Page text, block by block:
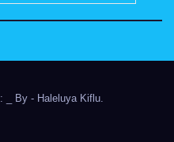
_ By - Haleluya Kiflu.